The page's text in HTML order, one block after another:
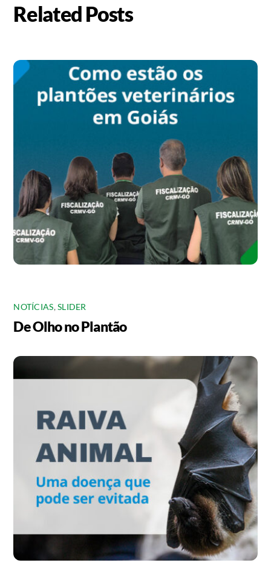
Related Posts
NOTÍCIAS,SLIDER
De Olho no Plantão